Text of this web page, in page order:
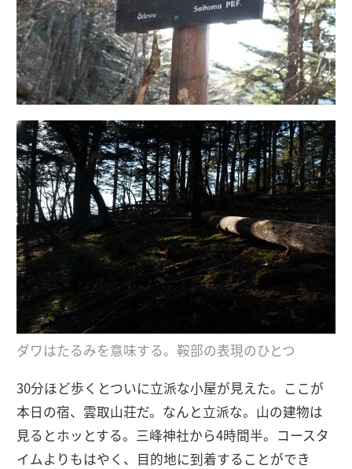
ダワはたるみを意味する。鞍部の表現のひとつ
30分ほど歩くとついに立派な小屋が見えた。ここが
本日の宿、雲取山荘だ。なんと立派な。山の建物は
見るとホッとする。三峰神社から4時間半。コースタ
イムよりもはやく、目的地に到着することができ